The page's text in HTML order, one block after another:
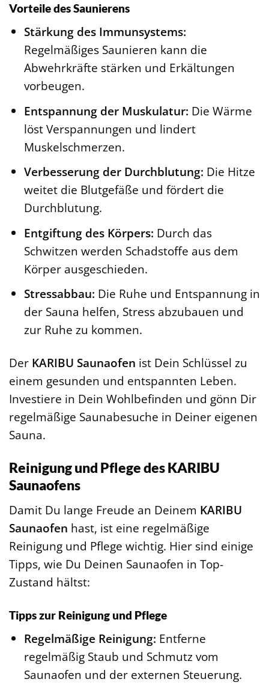
Vorteile des Saunierens
Stärkung des Immunsystems:
Regelmäßiges Saunieren kann die
Abwehrkräfte stärken und Erkältungen
vorbeugen.
Entspannung der Muskulatur: Die Wärme
löst Verspannungen und lindert
Muskelschmerzen.
Verbesserung der Durchblutung: Die Hitze
weitet die Blutgefäße und fördert die
Durchblutung.
Entgiftung des Körpers: Durch das
Schwitzen werden Schadstoffe aus dem
Körper ausgeschieden.
Stressabbau: Die Ruhe und Entspannung in
der Sauna helfen, Stress abzubauen und
zur Ruhe zu kommen.
Der KARIBU Saunaofen ist Dein Schlüssel zu
einem gesunden und entspannten Leben.
Investiere in Dein Wohlbefinden und gönn Dir
regelmäßige Saunabesuche in Deiner eigenen
Sauna.
Reinigung und Pflege des KARIBU
Saunaofens
Damit Du lange Freude an Deinem KARIBU
Saunaofen hast, ist eine regelmäßige
Reinigung und Pflege wichtig. Hier sind einige
Tipps, wie Du Deinen Saunaofen in Top-
Zustand hältst:
Tipps zur Reinigung und Pflege
Regelmäßige Reinigung: Entferne
regelmäßig Staub und Schmutz vom
Saunaofen und der externen Steuerung.